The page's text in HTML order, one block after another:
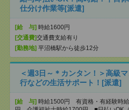
仕分け作業等[派遣]
[給 与] 時給1600円
[交通費]交通費支給有り
[勤務地] 平沼橋駅から徒歩12分
＜週3日～＊カンタン！＞高級
行などの生活サポート！[派遣]
[給 与] 時給1500円 有資格・有経験時